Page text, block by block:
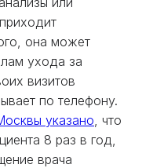
она может
ухода за
визитов
по телефону.
указано, что
8 раз в год,
врача